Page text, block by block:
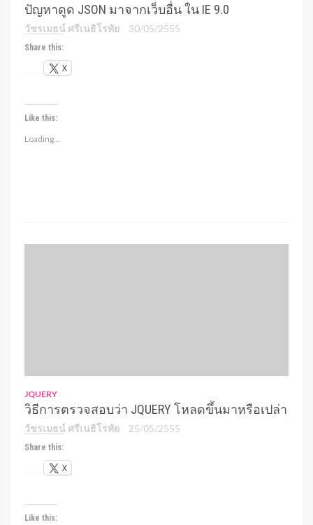
ปัญหาดูด JSON มาจากเว็บอื่น ใน IE 9.0
วัชรเมธน์ ศรีเนธิโรทัย 30/05/2555
Share this:
X
Like this:
Loading...
JQUERY
วิธีการตรวจสอบว่า JQUERY โหลดขึ้นมาหรือเปล่า
วัชรเมธน์ ศรีเนธิโรทัย 25/05/2555
Share this:
X
Like this: